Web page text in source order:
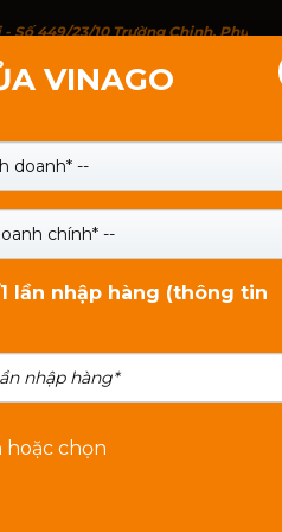
449/23/10 Trường Chinh,
VINAGO
doanh* --
chính* --
lần nhập hàng (thông tin
hoặc chọn